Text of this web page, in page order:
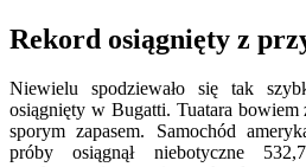
Rekord osiągnięty z
Niewielu spodziewało się tak
osiągnięty w Bugatti. Tuatara bowiem
sporym zapasem. Samochód
próby osiągnął niebotyczne